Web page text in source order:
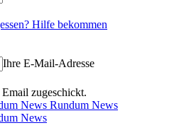
Hilfe bekommen
Ihre E-Mail-Adresse
zugeschickt.
Rundum News